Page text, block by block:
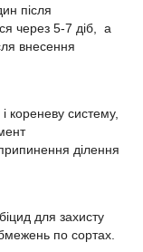
після
через 5-7 діб, а
внесення
кореневу систему,
ділення
для захисту
по сортах.